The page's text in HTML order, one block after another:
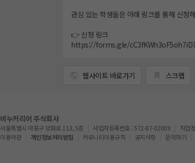
관심 있는 학생들은 아래 링크를 통해 신청
👉 신청 링크
https://forms.gle/
웹사이트 바로가기 스크랩
비누커리어 주식회사
서울특별시 마포구 양화로 113, 5층 사업자등록번호 : 572-87-02009
직업
이용약관
개인정보처리방침 커뮤니티이용규칙 공지사항 문의하기